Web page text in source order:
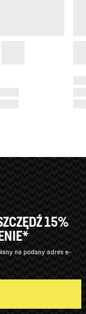
15%
na podany adres e-